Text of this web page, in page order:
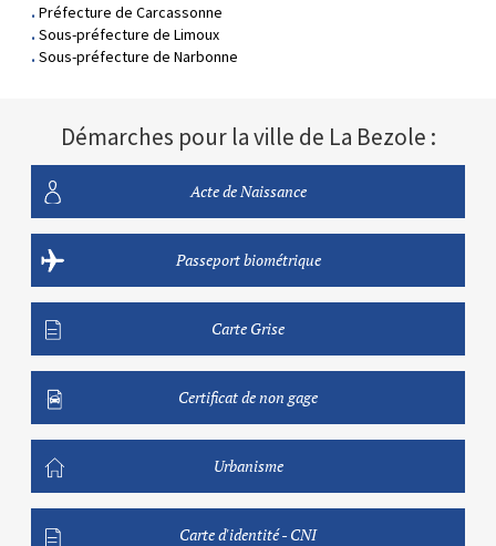
Préfecture de Carcassonne
Sous-préfecture de Limoux
Sous-préfecture de Narbonne
Démarches pour la ville de La Bezole :
Acte de Naissance
Passeport biométrique
Carte Grise
Certificat de non gage
Urbanisme
Carte d'identité - CNI